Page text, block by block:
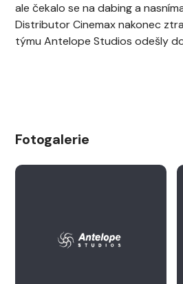
ale čekalo se na dabing a
Distributor Cinemax nakonec
týmu Antelope Studios odešly
Fotogalerie